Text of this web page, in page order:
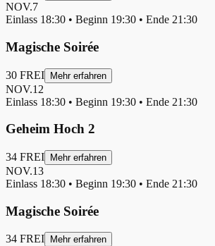
NOV.7
Einlass 18:30 • Beginn 19:30 • Ende 21:30
Magische Soirée
30 FREI Mehr erfahren
NOV.12
Einlass 18:30 • Beginn 19:30 • Ende 21:30
Geheim Hoch 2
34 FREI Mehr erfahren
NOV.13
Einlass 18:30 • Beginn 19:30 • Ende 21:30
Magische Soirée
34 FREI Mehr erfahren